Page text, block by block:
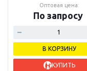
Оптовая цена:
По запросу
В КОРЗИНУ
КУПИТЬ